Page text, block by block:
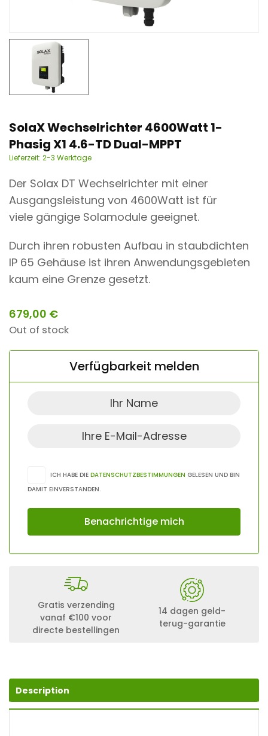
SolaX Wechselrichter 4600Watt 1-
Phasig X1 4.6-TD Dual-MPPT
Lieferzeit: 2-3 Werktage
Der Solax DT Wechselrichter mit einer
Ausgangsleistung von 4600Watt ist für
viele gängige Solamodule geeignet.
Durch ihren robusten Aufbau in staubdichten
IP 65 Gehäuse ist ihren Anwendungsgebieten
kaum eine Grenze gesetzt.
679,00 €
Out of stock
Verfügbarkeit melden
ICH HABE DIE DATENSCHUTZBESTIMMUNGEN GELESEN UND BIN
DAMIT EINVERSTANDEN.
Gratis verzending
vanaf €100 voor
directe bestellingen
14 dagen geld-
terug-garantie
Description